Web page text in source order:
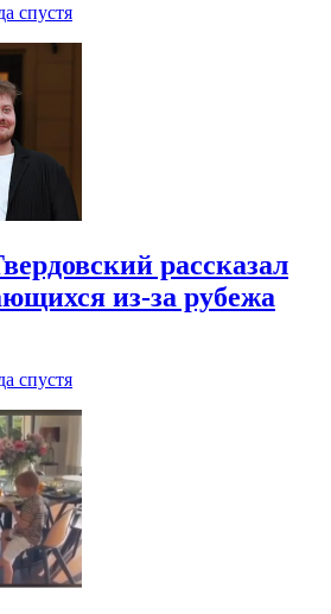
спустя
рассказал
из-за рубежа
спустя